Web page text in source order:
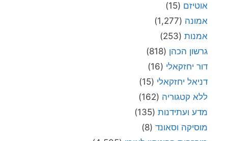
אוטיזם (15)
אמונה (1,277)
אמנות (253)
גרשון הכהן (818)
דור יחזקאלי (16)
דניאל יחזקאלי (15)
ללא קטגוריה (162)
מדע ועתידנות (135)
מוסיקה וסאונד (8)